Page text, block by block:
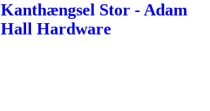
Kanthængsel Stor - Adam
Hall Hardware